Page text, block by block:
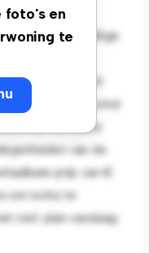
foto's en
te
1-
en gezellige
voor
is uitgerust met
toplocatie bevind
van de beste
van de
prijs van €
om extra te
niet: plan vandaag